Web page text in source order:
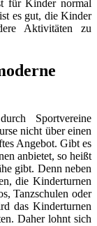
für Kinder normal
es gut, die Kinder
Aktivitäten zu
Sportvereine
nicht über einen
Angebot. Gibt es
anbietet, so heißt
gibt. Denn neben
die Kinderturnen
Tanzschulen oder
das Kinderturnen
Daher lohnt sich